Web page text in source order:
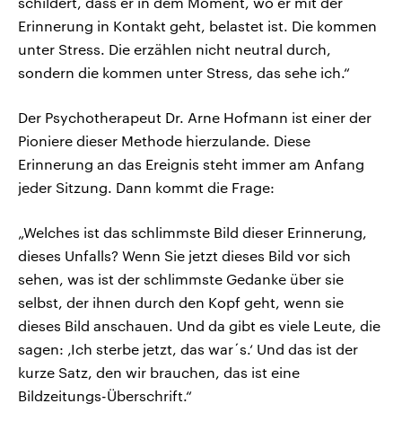
Erinnerung in Kontakt geht, belastet ist. Die kommen
unter Stress. Die erzählen nicht neutral durch,
sondern die kommen unter Stress, das sehe ich.“
Der Psychotherapeut Dr. Arne Hofmann ist einer der
Pioniere dieser Methode hierzulande. Diese
Erinnerung an das Ereignis steht immer am Anfang
jeder Sitzung. Dann kommt die Frage:
„Welches ist das schlimmste Bild dieser Erinnerung,
dieses Unfalls? Wenn Sie jetzt dieses Bild vor sich
sehen, was ist der schlimmste Gedanke über sie
selbst, der ihnen durch den Kopf geht, wenn sie
dieses Bild anschauen. Und da gibt es viele Leute, die
sagen: ‚Ich sterbe jetzt, das war´s.‘ Und das ist der
kurze Satz, den wir brauchen, das ist eine
Bildzeitungs-Überschrift.“